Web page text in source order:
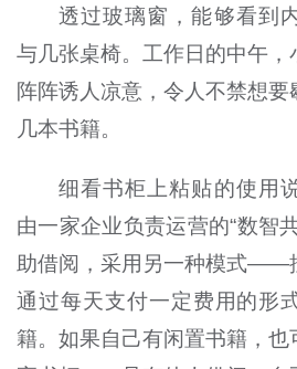
透过玻璃窗，能够看到
与几张桌椅。工作日的中午，
阵阵诱人凉意，令人不禁想要
几本书籍。
细看书柜上粘贴的使用
由一家企业负责运营的“数智
助借阅，采用另一种模式——
通过每天支付一定费用的形
籍。如果自己有闲置书籍，